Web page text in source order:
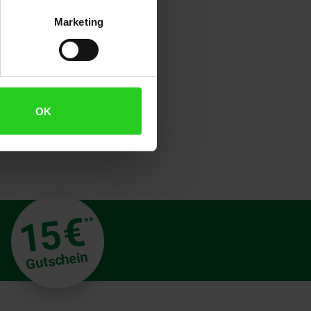
Marketing
OK
15€**
Gutschein